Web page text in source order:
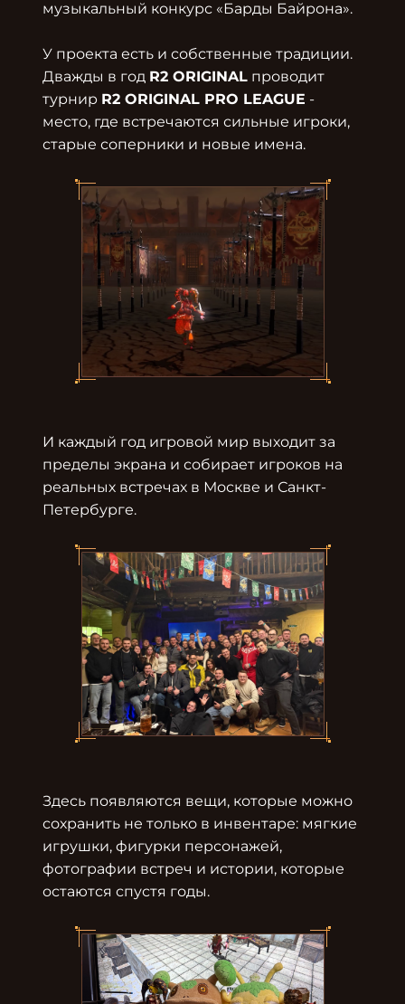
музыкальный конкурс «Барды Байрона».
У проекта есть и собственные традиции.
Дважды в год R2 ORIGINAL проводит
турнир R2 ORIGINAL PRO LEAGUE -
место, где встречаются сильные игроки,
старые соперники и новые имена.
И каждый год игровой мир выходит за
пределы экрана и собирает игроков на
реальных встречах в Москве и Санкт-
Петербурге.
Здесь появляются вещи, которые можно
сохранить не только в инвентаре: мягкие
игрушки, фигурки персонажей,
фотографии встреч и истории, которые
остаются спустя годы.